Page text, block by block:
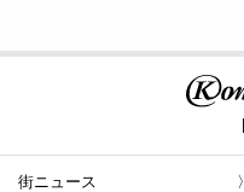
街ニュース